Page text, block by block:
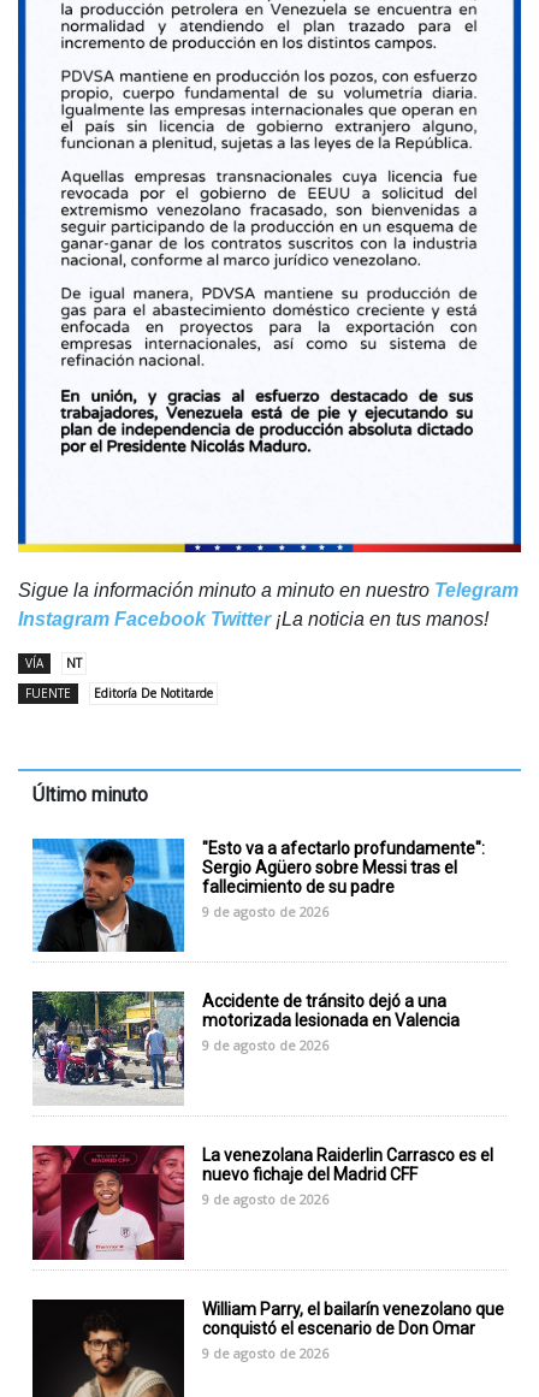
Sigue la información minuto a minuto en nuestro Telegram
Instagram Facebook Twitter¡La noticia en tus manos!
VÍA
NT
FUENTE
Editoría De Notitarde
Último minuto
"Esto va a afectarlo profundamente":
Sergio Agüero sobre Messi tras el
fallecimiento de su padre
9 de agosto de 2026
Accidente de tránsito dejó a una
motorizada lesionada en Valencia
9 de agosto de 2026
La venezolana Raiderlin Carrasco es el
nuevo fichaje del Madrid CFF
9 de agosto de 2026
William Parry, el bailarín venezolano que
conquistó el escenario de Don Omar
9 de agosto de 2026